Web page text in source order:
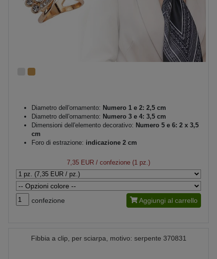
Diametro dell'ornamento: Numero 1 e 2: 2,5 cm
Diametro dell'ornamento: Numero 3 e 4: 3,5 cm
Dimensioni dell'elemento decorativo: Numero 5 e 6: 2 x 3,5
cm
Foro di estrazione: indicazione 2 cm
7,35 EUR / confezione (1 pz.)
confezione Aggiungi al carrello
Fibbia a clip, per sciarpa, motivo: serpente 370831